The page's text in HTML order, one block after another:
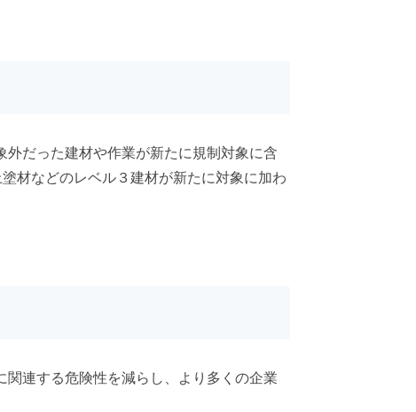
だった建材や作業が新たに規制対象に含
材などのレベル３建材が新たに対象に加わ
連する危険性を減らし、より多くの企業